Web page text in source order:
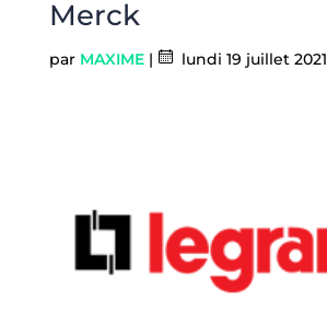
Merck
par MAXIME| lundi 19 juillet 2021